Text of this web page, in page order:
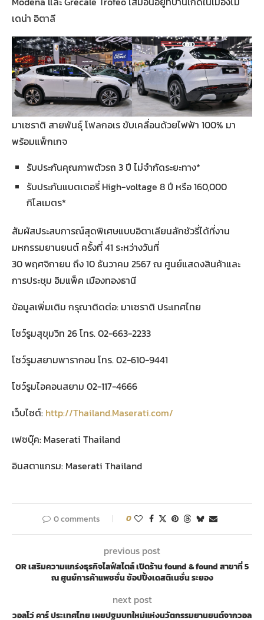
เดน่า อิตาลี
มาเซราติ สายพันธุ์ โฟลกอเร ขับเคลื่อนด้วยไฟฟ้า 100% มา
พร้อมแพ็กเกจ
รับประกันคุณภาพตัวรถ 3 ปี ไม่จำกัดระยะทาง*
รับประกันแบตเตอรี่ High-voltage 8 ปี หรือ 160,000
กิโลเมตร*
สัมผัสประสบการณ์สุดพิเศษแบบอิตาเลียนลักชัวรี่ได้ที่งาน
มหกรรมยานยนต์ ครั้งที่ 41 ระหว่างวันที่
30 พฤศจิกายน ถึง 10 ธันวาคม 2567 ณ ศูนย์แสดงสินค้าและ
การประชุม อิมแพ็ค เมืองทองธานี
ข้อมูลเพิ่มเติม กรุณาติดต่อ: มาเซราติ ประเทศไทย
โชว์รูมสุขุมวิท 26 โทร. 02-663-2233
โชว์รูมสยามพารากอน โทร. 02-610-9441
โชว์รูมไอคอนสยาม 02-117-4666
เว็บไซต์: http://Thailand.Maserati.com/
เฟซบุ๊ค: Maserati Thailand
อินสตาแกรม: Maserati Thailand
0 comments 0
previous post
OR เสริมความแกร่งธุรกิจไลฟ์สไตล์ เปิดร้าน found & found สาขาที่ 5
ณ ศูนย์การค้าแพชชั่น ช้อปปิ้งเดสติเนชั่น ระยอง
next post
วอลโว่ คาร์ ประเทศไทย เผยปฐมบทใหม่แห่งนวัตกรรมยานยนต์จากวอล